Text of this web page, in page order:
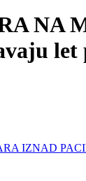
NA